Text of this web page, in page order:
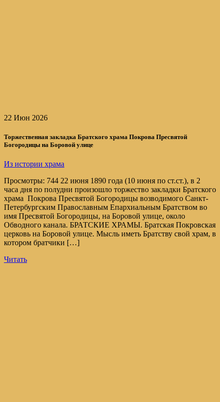
22 Июн 2026
Торжественная закладка Братского храма Покрова Пресвятой
Богородицы на Боровой улице
Из истории храма
Просмотры: 744 22 июня 1890 года (10 июня по ст.ст.), в 2
часа дня по полудни произошло торжество закладки Братского
храма Покрова Пресвятой Богородицы возводимого Санкт-
Петербургским Православным Епархиальным Братством во
имя Пресвятой Богородицы, на Боровой улице, около
Обводного канала. БРАТСКИЕ ХРАМЫ. Братская Покровская
церковь на Боровой улице. Мысль иметь Братству свой храм, в
котором братчики […]
Читать